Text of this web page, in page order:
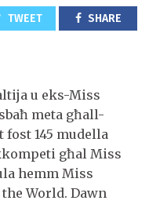
TWEET SHARE
u eks-Miss
meta għall-
145 mudella
għal Miss
hemm Miss
World. Dawn